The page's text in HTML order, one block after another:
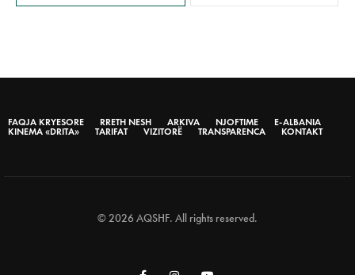
FAQJA KRYESORE RRETH NESH ARKIVA NJOFTIME
E-ALBANIA
KINEMA «DRITA»
TARIFAT VIZITORË TRANSPARENCA KONTAKT
© 2026 AQSHF. All rights reserved.